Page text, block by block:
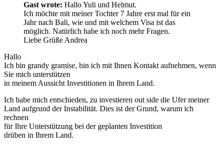
Gast wrote: Hallo Yuli und Helmut.
Ich möchte mit meiner Tochter 7 Jahre erst mal für ein
Jahr nach Bali, wie und mit welchem Visa ist das
möglich. Natürlich habe ich noch mehr Fragen.
Liebe Grüße Andrea
Hallo
Ich bin grandy gramise, bin ich mit Ihnen Kontakt aufnehmen, wenn
Sie mich unterstützen
in meinem Aussicht Investitionen in Ihrem Land.
Ich habe mich entschieden, zu investieren out side die Ufer meiner
Land aufgrund der Instabilität. Dies ist der Grund, warum ich
rechnen
für Ihre Unterstützung bei der geplanten Investition
drüben in Ihrem Land.